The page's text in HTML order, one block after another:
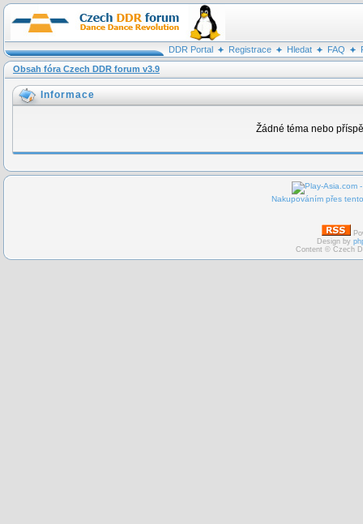
DDR Portal Registrace Hledat FAQ
Obsah fóra Czech DDR forum v3.9
Informace
Žádné téma nebo
Nakupováním přes
Design by
Content © Czech